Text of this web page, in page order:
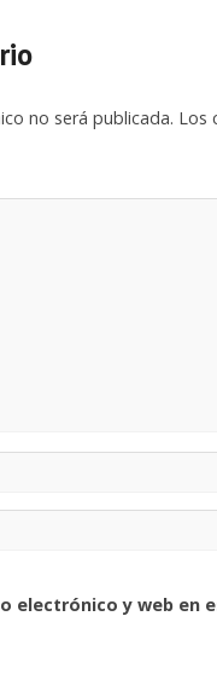
no será publicada. Los
electrónico y web en